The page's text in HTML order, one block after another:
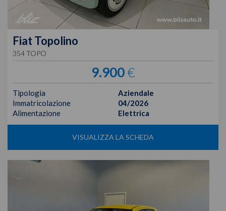
Fiat Topolino
354 TOPO
9.900€
Tipologia
Aziendale
Immatricolazione
04/2026
Alimentazione
Elettrica
VISUALIZZA LA SCHEDA